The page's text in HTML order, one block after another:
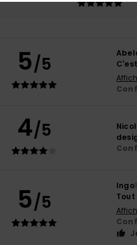
5/5
4/5
5/5
Ingo